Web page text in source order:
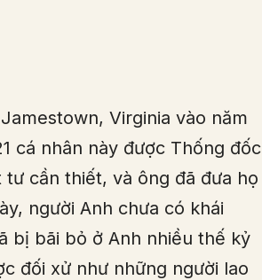
Virginia vào năm
cá nhân này được Thống đốc
tư cần thiết, và ông đã đưa họ
người Anh chưa có khái
bị bãi bỏ ở Anh nhiều thế kỷ
đối xử như những người lao